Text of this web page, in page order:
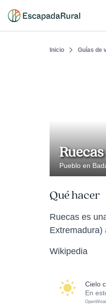
Inicio Guías de
Ruecas
Pueblo en
Qué hacer
Ruecas es
Extremadura)
Wikipedia
cielo
En